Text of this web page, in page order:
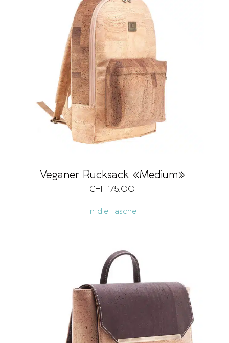
Veganer Rucksack «Medium»
CHF 175.00
In die Tasche